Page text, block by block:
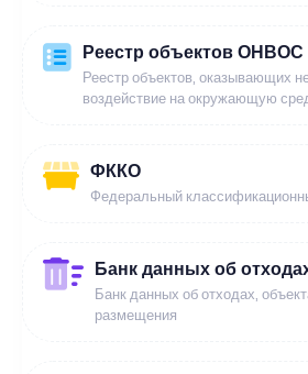
Реестр объектов ОНВОС
Реестр объектов, оказывающих
воздействие на окружающую
ФККО
Федеральный
Банк данных об
Банк данных об отходах,
размещения